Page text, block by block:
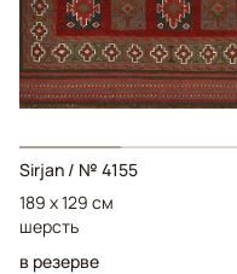
Sirjan / № 4155
189 x 129 см
шерсть
в резерве